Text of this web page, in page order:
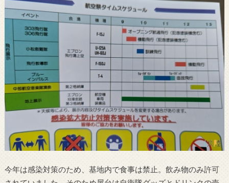
今年は感染対策のため、基地内で食事は禁止。飲み物のみ許可